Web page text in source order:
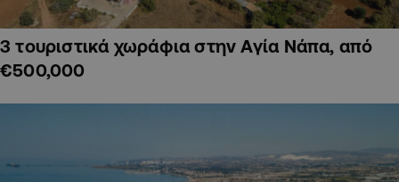
3 τουριστικά χωράφια στην Αγία Νάπα, από
€500,000